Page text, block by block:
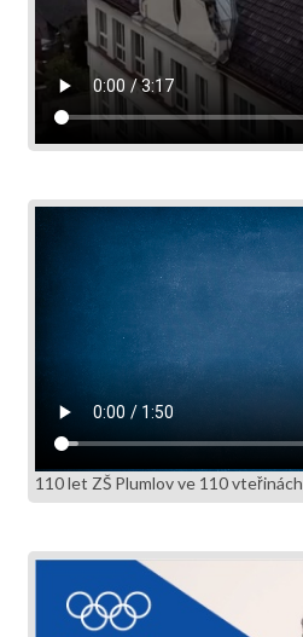
110 let ZŠ Plumlov ve 110 vteřinách